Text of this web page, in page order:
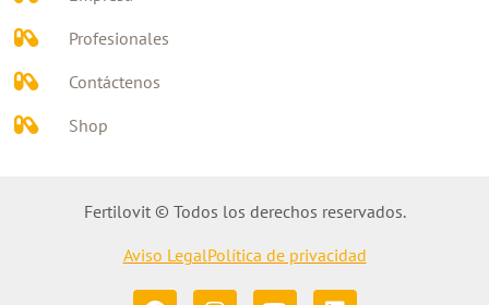
Profesionales
Contáctenos
Shop
Fertilovit © Todos los derechos reservados.
Aviso LegalPolítica de privacidad